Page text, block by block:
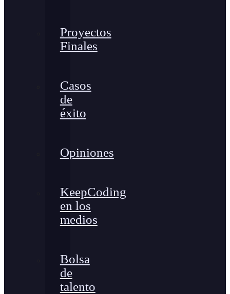
Proyectos
Finales
Casos
de
éxito
Opiniones
KeepCoding
en los
medios
Bolsa
de
talento